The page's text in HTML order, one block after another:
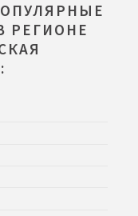
РЕГИОНЕ